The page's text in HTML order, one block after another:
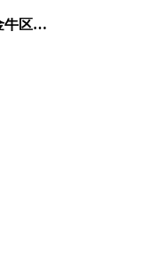
成都市金牛区府河桥市场第五交易区1-61号